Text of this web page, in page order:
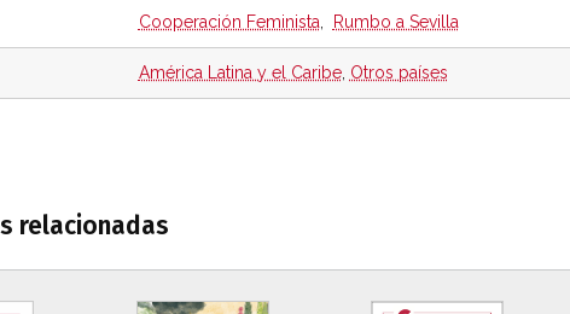
Cooperación Feminista Rumbo a Sevilla
América Latina y el Caribe, Otros países
relacionadas